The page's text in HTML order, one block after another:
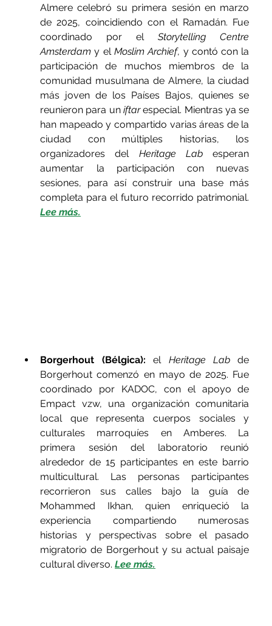
Almere celebró su primera sesión en marzo
de 2025, coincidiendo con el Ramadán. Fue
coordinado por el Storytelling Centre
Amsterdam y el Moslim Archief, y contó con la
participación de muchos miembros de la
comunidad musulmana de Almere, la ciudad
más joven de los Países Bajos, quienes se
reunieron para un iftar especial. Mientras ya se
han mapeado y compartido varias áreas de la
ciudad con múltiples historias, los
organizadores del Heritage Lab esperan
aumentar la participación con nuevas
sesiones, para así construir una base más
Lee más.
Borgerhout (Bélgica): el Heritage Lab de
Borgerhout comenzó en mayo de 2025. Fue
coordinado por KADOC, con el apoyo de
Empact vzw, una organización comunitaria
local que representa cuerpos sociales y
culturales marroquíes en Amberes. La
primera sesión del laboratorio reunió
alrededor de 15 participantes en este barrio
multicultural. Las personas participantes
recorrieron sus calles bajo la guía de
Mohammed Ikhan, quien enriqueció la
experiencia compartiendo numerosas
historias y perspectivas sobre el pasado
migratorio de Borgerhout y su actual paisaje
cultural diverso. Lee más.